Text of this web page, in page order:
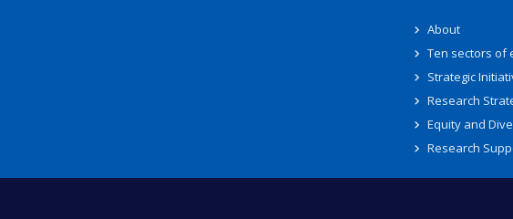
About
Ten sectors of
Strategic
Research
Equity and
Research